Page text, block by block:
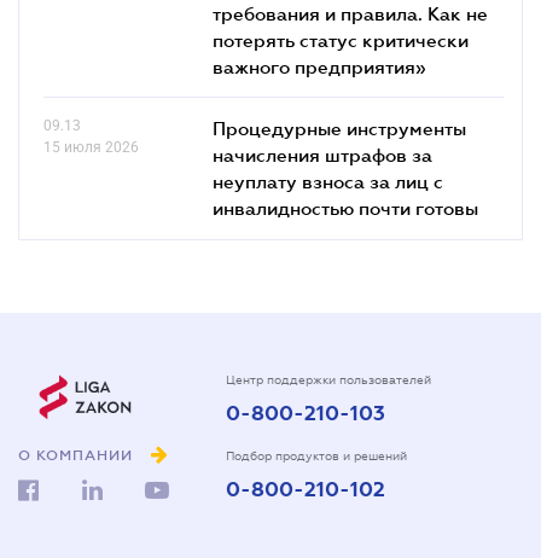
требования и правила. Как не
потерять статус критически
важного предприятия»
09.13
15 июля 2026
Процедурные инструменты
начисления штрафов за
неуплату взноса за лиц с
инвалидностью почти готовы
О КОМПАНИИ
Центр поддержки пользователей
0-800-210-103
Подбор продуктов и решений
0-800-210-102